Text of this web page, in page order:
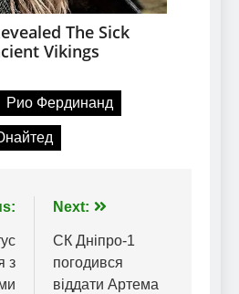
Рио Фердинанд
з
Next:
СК Дніпро-1
погодився
віддати Артема